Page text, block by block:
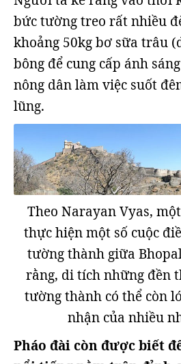
bức tường treo rất nhiều
khoảng 50kg bơ sữa trâu
bông để cung cấp ánh
nông dân làm việc suốt
lũng.
Theo Narayan Vyas,
thực hiện một số cuộc
tường thành giữa
rằng, di tích những đền
tường thành có thể còn
nhận của nhiều
Pháo đài còn được biết